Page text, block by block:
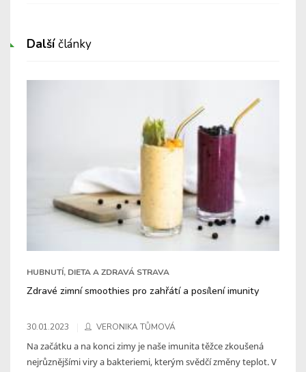
Dalšíčlánky
HUBNUTÍ, DIETA A ZDRAVÁ STRAVA
Zdravé zimní smoothies pro zahřátí a posílení imunity
30.01.2023 VERONIKA TŮMOVÁ
Na začátku a na konci zimy je naše imunita těžce zkoušená
nejrůznějšími viry a bakteriemi, kterým svědčí změny teplot. V